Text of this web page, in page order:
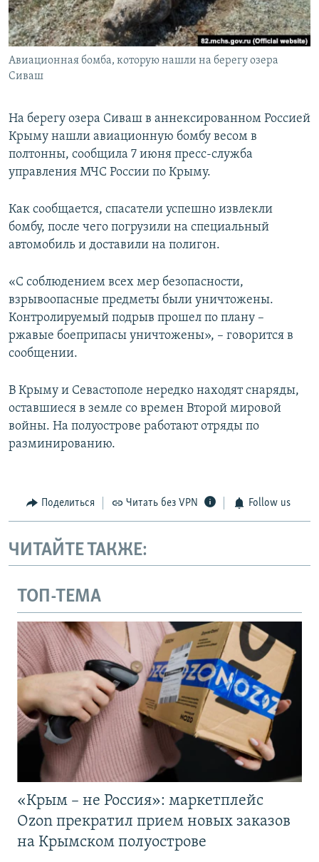
ПОБЕДИТЕЛЕЙ НЕ СУДЯТ?
КРЫМ.НЕПОКОРЕННЫЙ
ELIFBE
ПРИСОЕДИНЯЙТЕСЬ!
Все сайты RFE/RL
Авиационная бомба, которую нашли на берегу озера
Сиваш
На берегу озера Сиваш в аннексированном Россией
Крыму нашли авиационную бомбу весом в
полтонны, сообщила 7 июня пресс-служба
управления МЧС России по Крыму.
Как сообщается, спасатели успешно извлекли
бомбу, после чего погрузили на специальный
автомобиль и доставили на полигон.
«С соблюдением всех мер безопасности,
взрывоопасные предметы были уничтожены.
Контролируемый подрыв прошел по плану –
ржавые боеприпасы уничтожены», – говорится в
сообщении.
В Крыму и Севастополе нередко находят снаряды,
оставшиеся в земле со времен Второй мировой
войны. На полуострове работают отряды по
разминированию.
Поделиться Читать без VPN Follow us
ЧИТАЙТЕ ТАКЖЕ:
ТОП-ТЕМА
«Крым – не Россия»: маркетплейс
Ozon прекратил прием новых заказов
на Крымском полуострове